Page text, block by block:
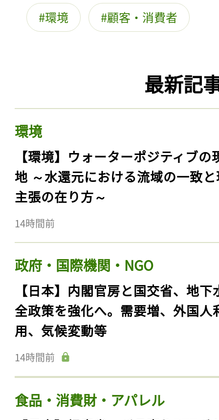
環境 顧客・消費者
最新記
環境
【環境】ウォーターポジティブの
地 ～水還元における流域の一致
主張の在り方～
14時間前
政府・国際機関・NGO
【日本】内閣官房と国交省、地下
全政策を強化へ。需要増、外国人
用、気候変動等
14時間前
食品・消費財・アパレル